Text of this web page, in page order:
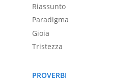
Riassunto
Paradigma
Gioia
Tristezza
PROVERBI